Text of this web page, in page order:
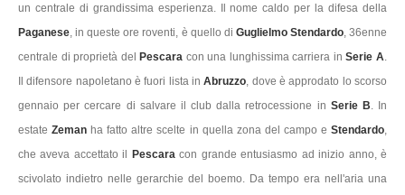
un centrale di grandissima esperienza. Il nome caldo per la difesa della
Paganese, in queste ore roventi, è quello di Guglielmo Stendardo, 36enne
centrale di proprietà del
Pescara con una lunghissima carriera inSerie A.
Il difensore napoletano è fuori lista inAbruzzo, dove è approdato lo scorso
gennaio per cercare di salvare il club dalla retrocessione in Serie B. In
estateZeman ha fatto altre scelte in quella zona del campo eStendardo,
che aveva accettato il
Pescaracon grande entusiasmo ad inizio anno, è
scivolato indietro nelle gerarchie del boemo. Da tempo era nell'aria una